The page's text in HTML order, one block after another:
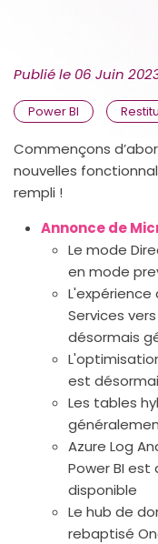
Publié le 06 Juin
Power BI
Commençons
nouvelles
rempli !
Annonce de
Le mode
en mode
L'expérience
Services
désormais
est
Les tables
Azure Log
Power BI
disponible
Le hub de
rebaptisé